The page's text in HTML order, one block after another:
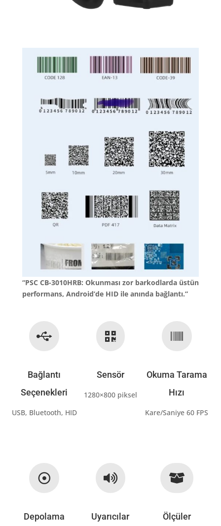
“PSC CB-3010HRB: Okunması zor barkodlarda üstün
performans, Android’de HID ile anında bağlantı.”

Bağlantı
Seçenekleri
USB, Bluetooth, HID

Sensör
1280×800 piksel

Okuma Tarama
Hızı
Kare/Saniye 60 FPS

Depolama

Uyarıcılar

Ölçüler